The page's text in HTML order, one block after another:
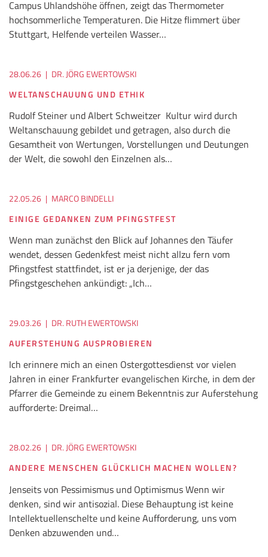
Campus Uhlandshöhe öffnen, zeigt das Thermometer
hochsommerliche Temperaturen. Die Hitze flimmert über
Stuttgart, Helfende verteilen Wasser…
28.06.26 | DR. JÖRG EWERTOWSKI
WELTANSCHAUUNG UND ETHIK
Rudolf Steiner und Albert Schweitzer Kultur wird durch
Weltanschauung gebildet und getragen, also durch die
Gesamtheit von Wertungen, Vorstellungen und Deutungen
der Welt, die sowohl den Einzelnen als…
22.05.26 | MARCO BINDELLI
EINIGE GEDANKEN ZUM PFINGSTFEST
Wenn man zunächst den Blick auf Johannes den Täufer
wendet, dessen Gedenkfest meist nicht allzu fern vom
Pfingstfest stattfindet, ist er ja derjenige, der das
Pfingstgeschehen ankündigt: „Ich…
29.03.26 | DR. RUTH EWERTOWSKI
AUFERSTEHUNG AUSPROBIEREN
Ich erinnere mich an einen Ostergottesdienst vor vielen
Jahren in einer Frankfurter evangelischen Kirche, in dem der
Pfarrer die Gemeinde zu einem Bekenntnis zur Auferstehung
aufforderte: Dreimal…
28.02.26 | DR. JÖRG EWERTOWSKI
ANDERE MENSCHEN GLÜCKLICH MACHEN WOLLEN?
Jenseits von Pessimismus und Optimismus Wenn wir
denken, sind wir antisozial. Diese Behauptung ist keine
Intellektuellenschelte und keine Aufforderung, uns vom
Denken abzuwenden und…